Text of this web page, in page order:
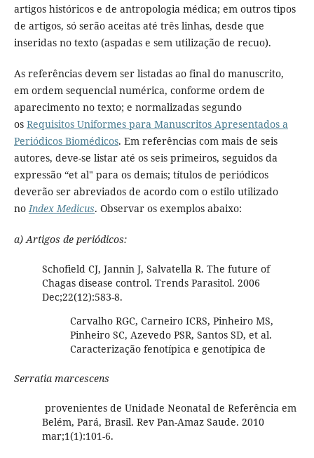
artigos históricos e de antropologia médica; em outros tipos
de artigos, só serão aceitas até três linhas, desde que
inseridas no texto (aspadas e sem utilização de recuo).
As referências devem ser listadas ao final do manuscrito,
em ordem sequencial numérica, conforme ordem de
aparecimento no texto; e normalizadas segundo
os Requisitos Uniformes para Manuscritos Apresentados a
Periódicos Biomédicos. Em referências com mais de seis
autores, deve-se listar até os seis primeiros, seguidos da
expressão “et al" para os demais; títulos de periódicos
deverão ser abreviados de acordo com o estilo utilizado
noIndex Medicus. Observar os exemplos abaixo:
a) Artigos de periódicos:
Schofield CJ, Jannin J, Salvatella R. The future of
Chagas disease control. Trends Parasitol. 2006
Dec;22(12):583-8.
Carvalho RGC, Carneiro ICRS, Pinheiro MS,
Pinheiro SC, Azevedo PSR, Santos SD, et al.
Caracterização fenotípica e genotípica de
Serratia marcescens
provenientes de Unidade Neonatal de Referência em
Belém, Pará, Brasil. Rev Pan-Amaz Saude. 2010
mar;1(1):101-6.